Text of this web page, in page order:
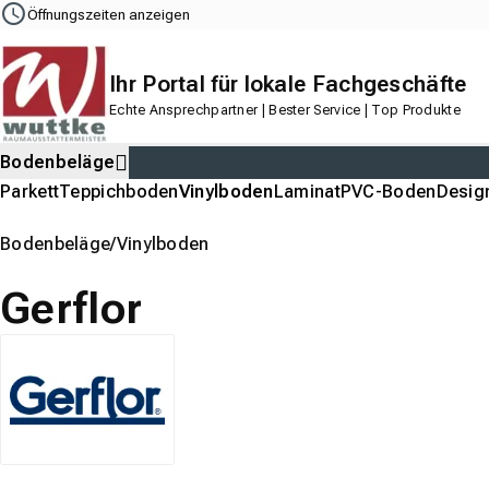
Navigation Content Footer
Öffnungszeiten anzeigen
Ihr Portal für lokale Fachgeschäfte
Echte Ansprechpartner | Bester Service | Top Produkte
Bodenbeläge
ParkettTeppichbodenVinylbodenLaminatPVC-Boden
Bodenbeläge Vinylboden
Gerflor